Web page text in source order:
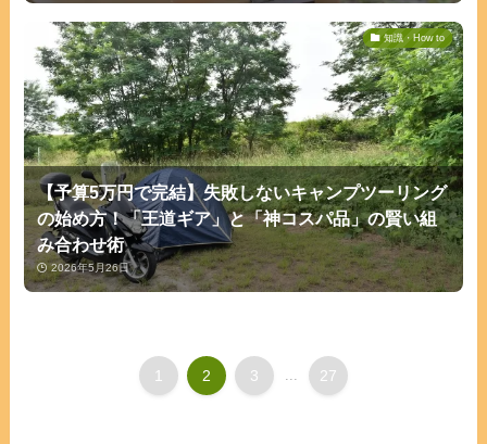
知識・How to
【予算5万円で完結】失敗しないキャンプツーリング
の始め方！「王道ギア」と「神コスパ品」の賢い組
み合わせ術
2026年5月26日
1 2 3 27